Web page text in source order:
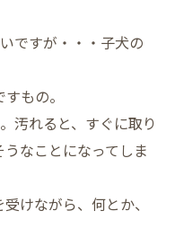
ですが・・・子犬の
もの。
汚れると、すぐに取り
なことになってしま
けながら、何とか、